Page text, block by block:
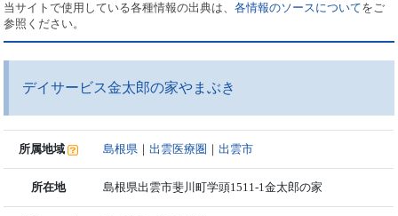
当サイトで使用している各種情報の出典は、各情報のソースについてをご
参照ください。
デイサービス金太郎の家やまぶき
所属地域 島根県 ｜出雲医療圏 ｜出雲市
所在地 島根県出雲市斐川町学頭1511-1金太郎の家